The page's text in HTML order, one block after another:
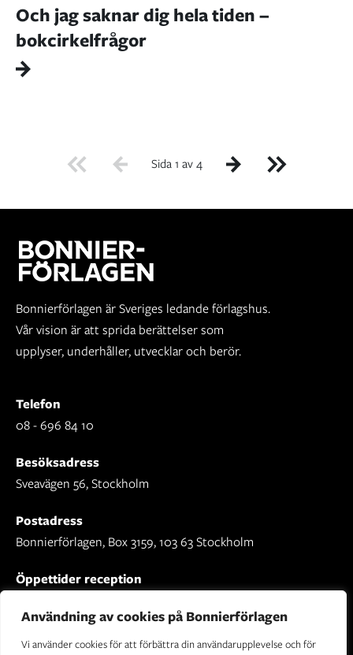
Användning av cookies på Bonnierförlagen
Vi använder cookies för att förbättra din användarupplevelse och för
Och jag saknar dig hela tiden –
bokcirkelfrågor
Sida 1 av 4
Bonnierförlagen är Sveriges ledande förlagshus.
Vår vision är att sprida berättelser som
upplyser, underhåller, utvecklar och berör.
Telefon
08 - 696 84 10
Besöksadress
Sveavägen 56, Stockholm
Postadress
Bonnierförlagen, Box 3159, 103 63 Stockholm
Öppettider reception